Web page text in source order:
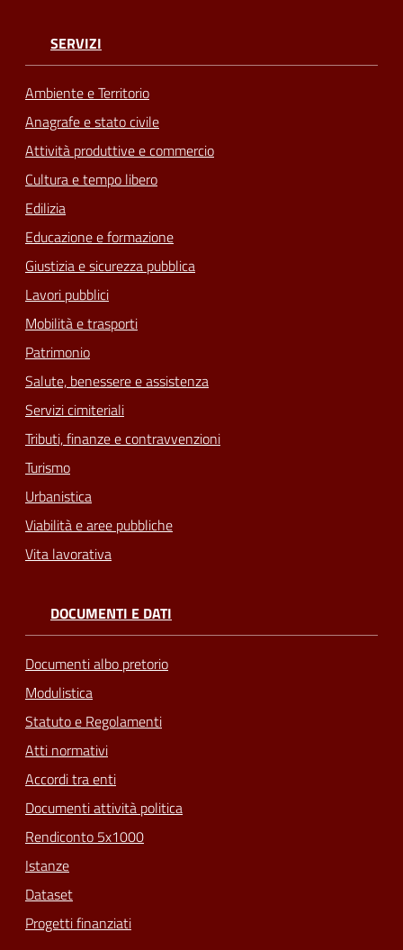
SERVIZI
Ambiente e Territorio
Anagrafe e stato civile
Attività produttive e commercio
Cultura e tempo libero
Edilizia
Educazione e formazione
Giustizia e sicurezza pubblica
Lavori pubblici
Mobilità e trasporti
Patrimonio
Salute, benessere e assistenza
Servizi cimiteriali
Tributi, finanze e contravvenzioni
Turismo
Urbanistica
Viabilità e aree pubbliche
Vita lavorativa
DOCUMENTI E DATI
Documenti albo pretorio
Modulistica
Statuto e Regolamenti
Atti normativi
Accordi tra enti
Documenti attività politica
Rendiconto 5x1000
Istanze
Dataset
Progetti finanziati